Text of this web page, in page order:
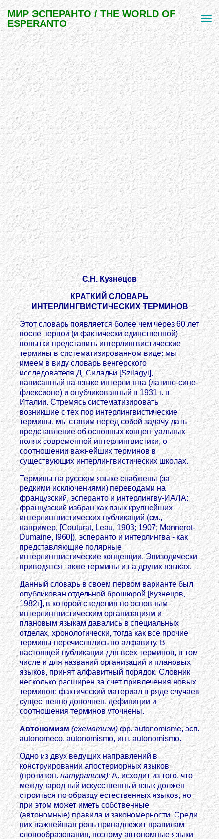
МИР ЭСПЕРАНТО / THE WORLD OF
ESPERANTO
С.Н. Кузнецов
КРАТКИЙ СЛОВАРЬ
ИНТЕРЛИНГВИСТИЧЕСКИХ ТЕРМИНОВ
Этот словарь появляется более чем через 60 лет
после первой (и фактически единственной)
попытки представить интерлингвистические
термины в систематизированном виде: мы
имеем в виду словарь венгерского
исследователя Д. Силадьи [Szilagyi],
написанный на языке интерлингва (латино-сине-
флексионе) и опубликованный в 1931 г. в
Италии. Стремясь систематизировать
возникшие с тех пор интерлингвистические
термины, мы ставим перед собой задачу дать
представление об основных концептуальных
полях современной интерлингвистики, о
соотношении важнейших терминов в
существующих интерлингвистических школах.
Термины на русском языке снабжены (за
редкими исключениями) переводами на
французский, эсперанто и интерлингву-ИАЛА:
французский избран как язык крупнейших
интерлингвистических публикаций (см.,
например, [Couturat, Leau, 1903; 1907; Monnerot-
Dumaine, I960]), эсперанто и интерлингва - как
представляющие полярные
интерлингвистические концепции. Эпизодически
приводятся также термины и на других языках.
Данный словарь в своем первом варианте был
опубликован отдельной брошюрой [Кузнецов,
1982г], в которой сведения по основным
интерлингвистическим организациям и
плановым языкам давались в специальных
отделах, хронологически, тогда как все прочие
термины перечислялись по алфавиту. В
настоящей публикации для всех терминов, в том
числе и для названий организаций и плановых
языков, принят алфавитный порядок. Словник
несколько расширен за счет привлечения новых
терминов; фактический материал в ряде случаев
существенно дополнен, дефиниции и
соотношения терминов уточнены.
Автономизм(схематизм)фр. autonomisme, эсп.
autonomeco, autonomismo, инт. autonomismo.
Одно из двух ведущих направлений в
конструировании апостериорных языков
(противоп.натурализм): А. исходит из того, что
международный искусственный язык должен
строиться по образцу естественных языков, но
при этом может иметь собственные
(автономные) правила и закономерности. Среди
них важнейшая роль принадлежит правилам
словообразования, поэтому автономные языки